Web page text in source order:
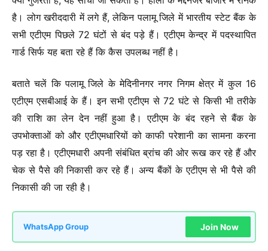
है। लोग खरीददारी में लगे हैं, लेकिन पलामू जिले में भारतीय स्टेट बैंक के
सभी एटीएम पिछले 72 घंटों से बंद पड़े हैं। एटीएम केन्द्र में पदस्थापित
गार्ड सिर्फ यह बता रहे हैं कि कैस उपलब्ध नहीं है।
बताते चलें कि पलामू जिले के मेदिनीनगर नगर निगम क्षेत्र में कुल 16
एटीएम एसबीआई के हैं। इन सभी एटीएम से 72 घंटे से किसी भी तरीके
की राशि का लेन देन नहीं हुआ है। एटीएम के बंद रहने से बैंक के
उपभोक्ताओं को और एटीएमधारियों को काफी परेशानी का सामना करना
पड़ रहा है। एटीएमधारी अपनी संबंधित ब्रांच की ओर रूख कर रहे हैं और
चेक से पैसे की निकासी कर रहे हैं। अन्य बैंकों के एटीएम से भी पैसे की
निकासी की जा रही है।
WhatsApp Group Join Now